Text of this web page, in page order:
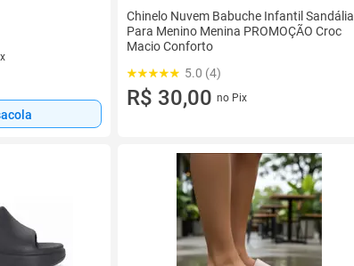
Chinelo Nuvem Babuche Infantil Sandália
Para Menino Menina PROMOÇÃO Croc
Macio Conforto
5.0 (4)
R$ 30,00 no Pix